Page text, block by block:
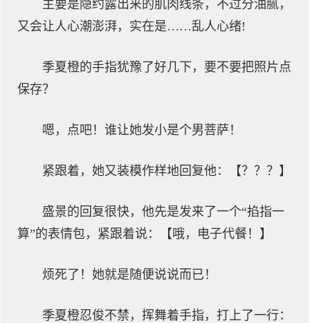
主要是隐约露出来的肌肉线条，不过分油腻，
又会让人心潮澎湃，实在是……乱人心绪!
季夏橙的手指犹豫了好几下，要不要把照片点
保存？
嗯，点吧！谁让她发小是个男菩萨！
紧跟着，她又装模作样地回复他：【？？？】
盛景的回复很快，他先是发来了一个“掐指一
算”的表情包，紧跟着说：【哦，电子代餐！】
烦死了！她就是随便说说而已！
季夏橙忍俊不禁，挥舞着手指，打上了一行：